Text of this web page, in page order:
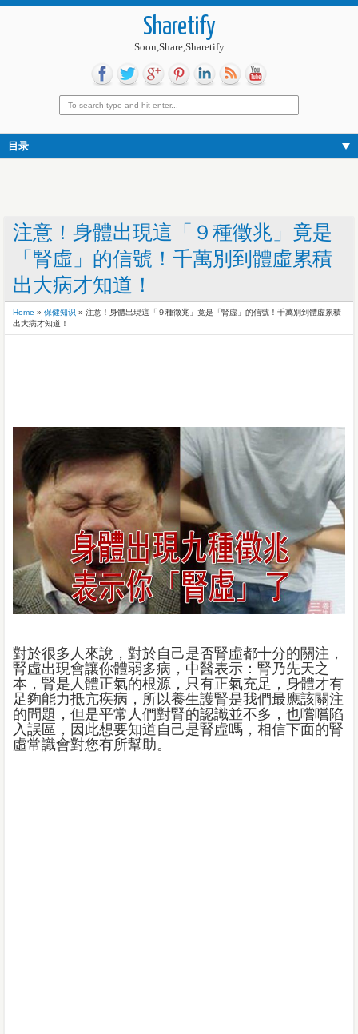
Sharetify
Soon,Share,Sharetify
目录
注意！身體出現這「９種徵兆」竟是
「腎虛」的信號！千萬別到體虛累積
出大病才知道！
Home » 保健知识 » 注意！身體出現這「９種徵兆」竟是「腎虛」的信號！千萬別到體虛累積
出大病才知道！
對於很多人來說，對於自己是否腎虛都十分的關注，
腎虛出現會讓你體弱多病，中醫表示：腎乃先天之
本，腎是人體正氣的根源，只有正氣充足，身體才有
足夠能力抵亢疾病，所以養生護腎是我們最應該關注
的問題，但是平常人們對腎的認識並不多，也嚐嚐陷
入誤區，因此想要知道自己是腎虛嗎，相信下面的腎
虛常識會對您有所幫助。